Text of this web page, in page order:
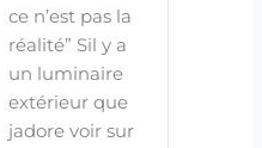
ce n’est pas la
réalité” Sil y a
un luminaire
extérieur que
jadore voir sur